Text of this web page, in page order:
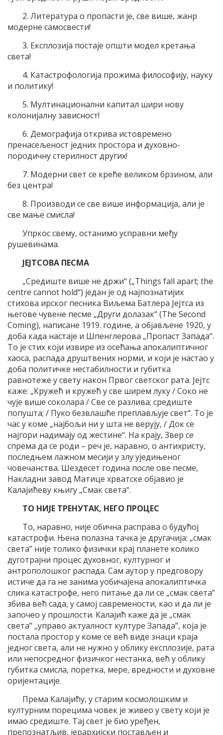
2. Литература о пропасти је, све више, жанр
модерне самосвести!
3. Експлозија постаје општи модел кретања
света!
4. Катастрофологија прожима философију, науку
и политику!
5. Мултинационални капитал шири нову
колонијалну зависност!
6. Демографија открива истовремено
пренасељеност једних простора и духовно-
породичну стерилност других!
7. Модерни свет се креће великом брзином, али
без центра!
8. Производи се све више информација, али је
све мање смисла!
Упркос свему, останимо усправни међу
рушевинама.
ЈЕЈТСОВА ПЕСМА
„Средиште више не држи“ („Things fall apart; the
centre cannot hold“) један је од најпознатијих
стихова ирског песника Виљема Батлера Јејтса из
његове чувене песме „Други долазак“ (The Second
Coming), написане 1919. године, а објављене 1920, у
доба када настаје и Шпенглерова „Пропаст Запада“.
То је стих који извире из осећања апокалиптичног
хаоса, распада друштвених норми, и који је настао у
доба политичке нестабилности и губитка
равнотеже у свету након Првог светског рата. Јејтс
каже: „Кружећ и кружећ у све ширем луку / Соко не
чује више соколара / Све се разлива; средиште
попушта; / Пуко безвлашће преплављује свет“. То је
час у коме „најбољи ни у шта не верују, / Док се
најгори надимају од жестине“. На крају, Звер се
спрема да се роди – реч је, наравно, о антихристу,
последњем лажном месији у злу уједињеног
човечанства. Шездесет година после ове песме,
Накладни завод Матице хрватске објавио је
Калајићеву књигу „Смак света“.
ТО НИЈЕ ТРЕНУТАК, НЕГО ПРОЦЕС
То, наравно, није обична расправа о будућој
катастрофи. Њена полазна тачка је другачија: „смак
света” није толико физички крај планете колико
дуготрајни процес духовног, културног и
антрополошког распада. Сам аутор у предговору
истиче да га не занима уобичајена апокалиптичка
слика катастрофе, него питање да ли се „смак света”
збива већ сада, у самој савремености, као и да ли је
започео у прошлости. Калајић каже да је „смак
света” „управо актуалност културе Запада”, која је
постала простор у коме се већ виде знаци краја
једног света, али не нужно у облику експлозије, рата
или непосредног физичког нестанка, већ у облику
губитка смисла, поретка, мере, вредности и духовне
оријентације.
Према Калајићу, у старим космолошким и
културним порецима човек је живео у свету који је
имао средиште. Тај свет је био уређен,
препознатљив, јерархијски постављен и